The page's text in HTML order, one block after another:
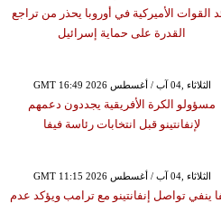
القوات الأميركية في أوروبا يحذر من تراجع
القدرة على حماية إسرائيل
GMT 16:49 2026 الثلاثاء ,04 آب / أغسطس
مسؤولو الكرة الأفريقية يجددون دعمهم
لإنفانتينو قبل انتخابات رئاسة فيفا
GMT 11:15 2026 الثلاثاء ,04 آب / أغسطس
ينفي تواصل إنفانتينو مع ترامب ويؤكد عدم